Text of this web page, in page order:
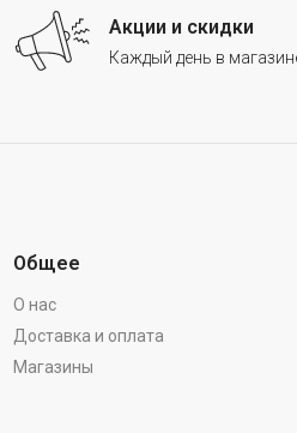
Акции и скидки
Каждый день в
Общее
О нас
Доставка и оплата
Магазины